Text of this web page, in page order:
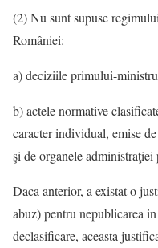
(2) Nu sunt supuse
României:
a) deciziile primului-
b) actele normative
caracter individual, emise
şi de organele
Daca anterior, a existat o
abuz) pentru nepublicarea
declasificare, aceasta